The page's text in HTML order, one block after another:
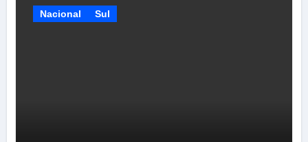
Nacional Sul